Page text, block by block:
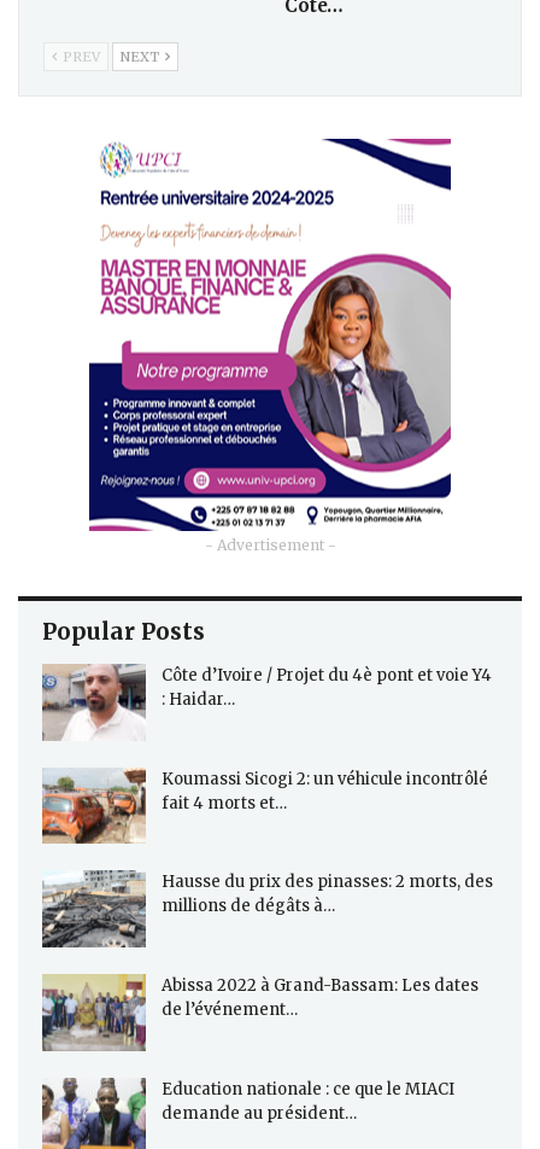
Côte…
PREV NEXT
- Advertisement -
Popular Posts
Côte d’Ivoire / Projet du 4è pont et voie Y4
: Haidar…
Koumassi Sicogi 2: un véhicule incontrôlé
fait 4 morts et…
Hausse du prix des pinasses: 2 morts, des
millions de dégâts à…
Abissa 2022 à Grand-Bassam: Les dates
de l’événement…
Education nationale : ce que le MIACI
demande au président…